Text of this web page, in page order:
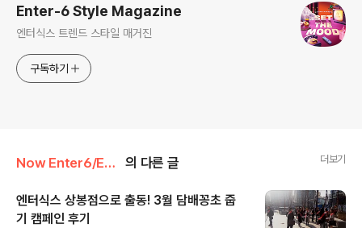
Enter-6 Style Magazine
엔터식스 트렌드 스타일 매거진
구독하기
Now Enter6/En’s Diary 의 다른 글 더보기
엔터식스 상봉점으로 출동! 3월 담배꽁초 줍
기 캠페인 후기